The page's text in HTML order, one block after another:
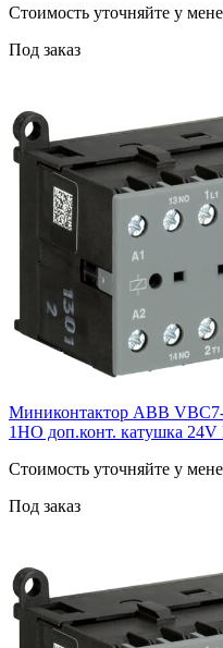
Cтоимость уточняйте у
Под заказ
Миниконтактор ABB
1НО доп.конт. катушка 24V
Cтоимость уточняйте у
Под заказ